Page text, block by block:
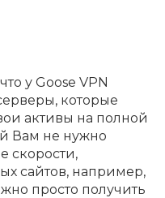
у Goose VPN
которые
активы на полной
Вам не нужно
скорости,
сайтов, например,
просто получить